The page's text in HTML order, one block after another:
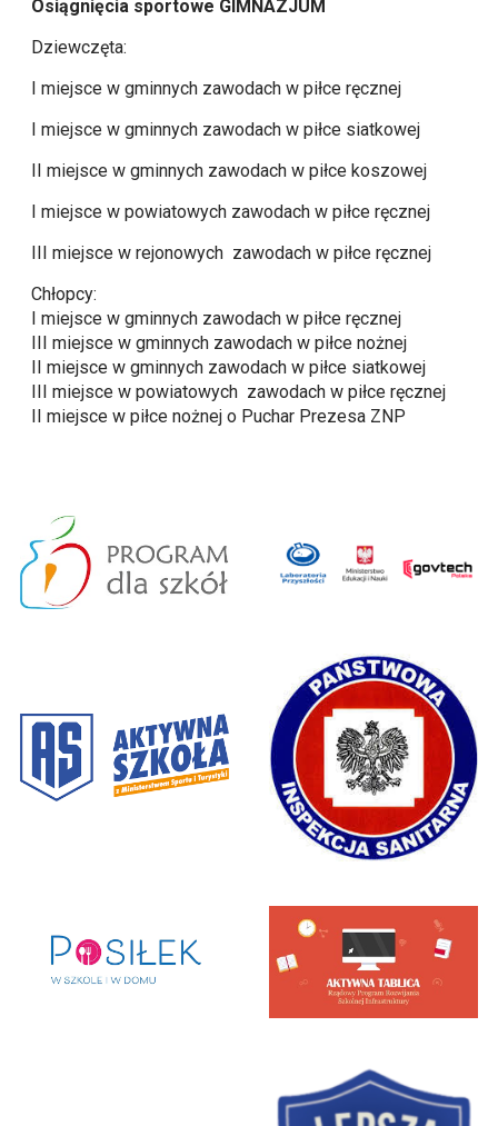
Osiągnięcia sportowe GIMNAZJUM
Dziewczęta:
I miejsce w gminnych zawodach w piłce ręcznej
I miejsce w gminnych zawodach w piłce siatkowej
II miejsce w gminnych zawodach w piłce koszowej
I miejsce w powiatowych zawodach w piłce ręcznej
III miejsce w rejonowych zawodach w piłce ręcznej
Chłopcy:
I miejsce w gminnych zawodach w piłce ręcznej
III miejsce w gminnych zawodach w piłce nożnej
II miejsce w gminnych zawodach w piłce siatkowej
III miejsce w powiatowych zawodach w piłce ręcznej
II miejsce w piłce nożnej o Puchar Prezesa ZNP